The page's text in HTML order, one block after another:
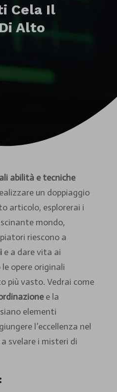
Cela Il
Alto
abilità e tecniche
un doppiaggio
articolo, esplorerai i
mondo,
riescono a
e a dare vita ai
opere originali
più vasto. Vedrai come
e la
elementi
l’eccellenza nel
svelare i misteri di